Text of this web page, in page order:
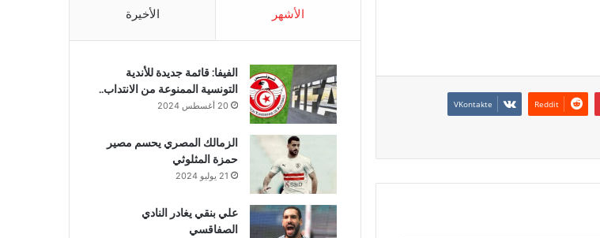
الأشهر الأخيرة
الفيفا: قائمة جديدة للأندية
التونسية الممنوعة من الانتداب..
20 أغسطس 2024
الزمالك المصري يحسم مصير
حمزة المثلوثي
21 يوليو 2024
علي بنقي يغادر النادي
الصفاقسي